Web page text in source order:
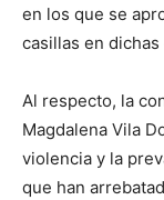
en los que se
casillas en
Al respecto, la
Magdalena Vila
violencia y la
que han